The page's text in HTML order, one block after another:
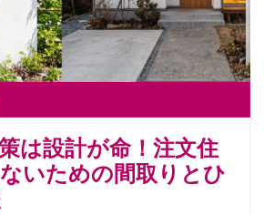
は設計が命！注文住
いための間取りとひ